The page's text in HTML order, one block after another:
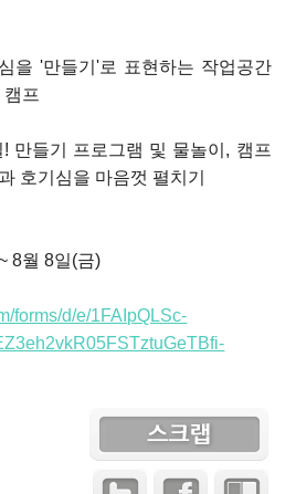
을 '만들기'로 표현하는 작업공간
프
만들기 프로그램 및 물놀이, 캠프
호기심을 마음껏 펼치기
8월 8일(금)
forms/d/e/1FAIpQLSc-